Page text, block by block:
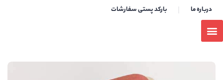
درباره ما
بارکد پستی سفارشات